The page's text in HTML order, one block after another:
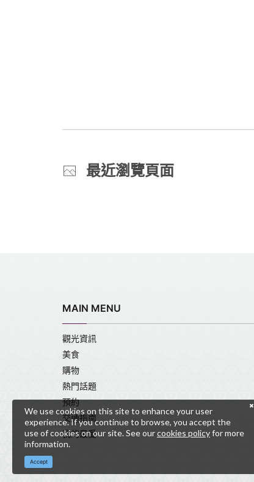
最近瀏覽頁面
MAIN MENU
觀光資訊
美食
購物
熱門話題
預約
交通指南
我的最愛
We use cookies on this site to enhance your user
experience. If you continue to browse, you accept the
use of cookies on our site. See ourcookies policyfor more
information.
Accept